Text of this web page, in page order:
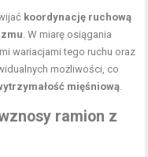
koordynację ruchową
. W miarę osiągania
wariacjami tego ruchu oraz
możliwości, co
mięśniową.
ramion z